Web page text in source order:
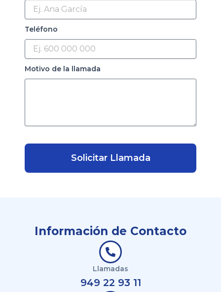
Teléfono
Motivo de la llamada
Solicitar Llamada
Información de Contacto
Llamadas
949 22 93 11